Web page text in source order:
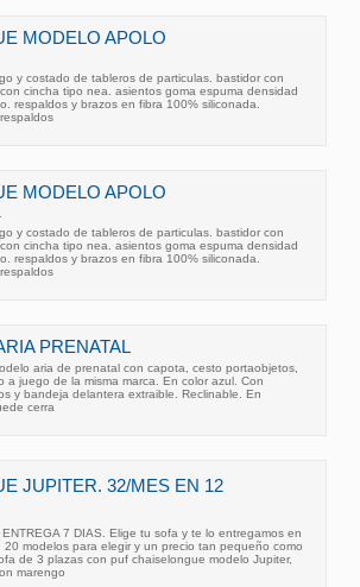
MODELO APOLO
y costado de tableros de particulas. bastidor con
cincha tipo nea. asientos goma espuma densidad
respaldos y brazos en fibra 100% siliconada.
MODELO APOLO
y costado de tableros de particulas. bastidor con
cincha tipo nea. asientos goma espuma densidad
respaldos y brazos en fibra 100% siliconada.
PRENATAL
aria de prenatal con capota, cesto portaobjetos,
a juego de la misma marca. En color azul. Con
y bandeja delantera extraible. Reclinable. En
cerra
JUPITER. 32/MES EN 12
7 DIAS. Elige tu sofa y te lo entregamos en
20 modelos para elegir y un precio tan pequeño como
de 3 plazas con puf chaiselongue modelo Jupiter,
marengo